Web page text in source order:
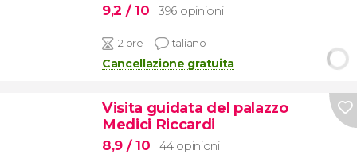
9,2 / 10 396 opinioni
2 ore Italiano
Cancellazione gratuita
Visita guidata del palazzo
Medici Riccardi
8,9 / 10 44 opinioni